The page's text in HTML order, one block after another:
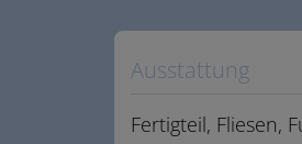
Ausstattung
Fertigteil Fliesen